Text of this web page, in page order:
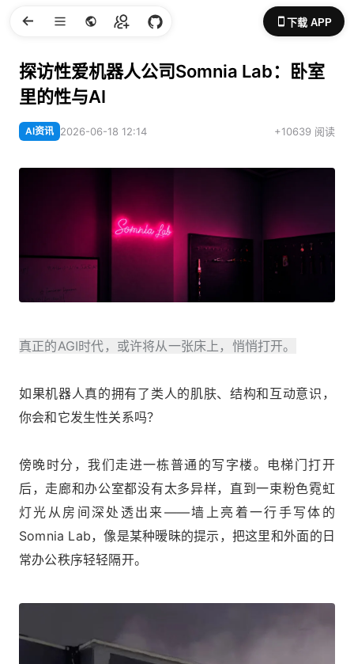
下载 APP
探访性爱机器人公司Somnia Lab：卧室
里的性与AI
AI资讯 2026-06-18 12:14 +10639 阅读
真正的AGI时代，或许将从一张床上，悄悄打开。
如果机器人真的拥有了类人的肌肤、结构和互动意识，
你会和它发生性关系吗？
傍晚时分，我们走进一栋普通的写字楼。电梯门打开
后，走廊和办公室都没有太多异样，直到一束粉色霓虹
灯光从房间深处透出来——墙上亮着一行手写体的
Somnia Lab，像是某种暧昧的提示，把这里和外面的日
常办公秩序轻轻隔开。